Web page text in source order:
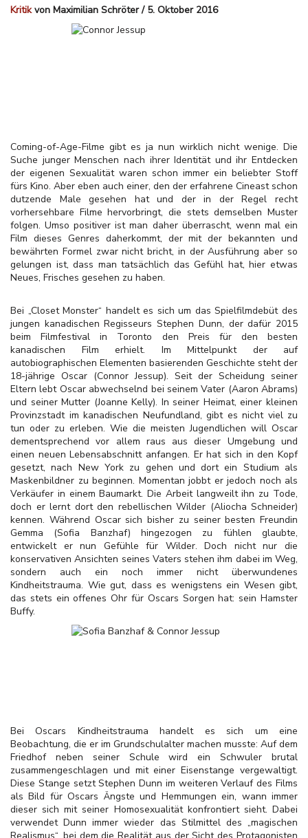
Kritikvon Maximilian Schröter / 5. Oktober 2016
Coming-of-Age-Filme gibt es ja nun wirklich nicht wenige. Die
Suche junger Menschen nach ihrer Identität und ihr Entdecken
der eigenen Sexualität waren schon immer ein beliebter Stoff
fürs Kino. Aber eben auch einer, den der erfahrene Cineast schon
dutzende Male gesehen hat und der in der Regel recht
vorhersehbare Filme hervorbringt, die stets demselben Muster
folgen. Umso positiver ist man daher überrascht, wenn mal ein
Film dieses Genres daherkommt, der mit der bekannten und
bewährten Formel zwar nicht bricht, in der Ausführung aber so
gelungen ist, dass man tatsächlich das Gefühl hat, hier etwas
Neues, Frisches gesehen zu haben.
Bei „Closet Monster“ handelt es sich um das Spielfilmdebüt des
jungen kanadischen Regisseurs Stephen Dunn, der dafür 2015
beim Filmfestival in Toronto den Preis für den besten
kanadischen Film erhielt. Im Mittelpunkt der auf
autobiographischen Elementen basierenden Geschichte steht der
18-jährige Oscar (Connor Jessup). Seit der Scheidung seiner
Eltern lebt Oscar abwechselnd bei seinem Vater (Aaron Abrams)
und seiner Mutter (Joanne Kelly). In seiner Heimat, einer kleinen
Provinzstadt im kanadischen Neufundland, gibt es nicht viel zu
tun oder zu erleben. Wie die meisten Jugendlichen will Oscar
dementsprechend vor allem raus aus dieser Umgebung und
einen neuen Lebensabschnitt anfangen. Er hat sich in den Kopf
gesetzt, nach New York zu gehen und dort ein Studium als
Maskenbildner zu beginnen. Momentan jobbt er jedoch noch als
Verkäufer in einem Baumarkt. Die Arbeit langweilt ihn zu Tode,
doch er lernt dort den rebellischen Wilder (Aliocha Schneider)
kennen. Während Oscar sich bisher zu seiner besten Freundin
Gemma (Sofia Banzhaf) hingezogen zu fühlen glaubte,
entwickelt er nun Gefühle für Wilder. Doch nicht nur die
konservativen Ansichten seines Vaters stehen ihm dabei im Weg,
sondern auch ein noch immer nicht überwundenes
Kindheitstrauma. Wie gut, dass es wenigstens ein Wesen gibt,
das stets ein offenes Ohr für Oscars Sorgen hat: sein Hamster
Buffy.
Bei Oscars Kindheitstrauma handelt es sich um eine
Beobachtung, die er im Grundschulalter machen musste: Auf dem
Friedhof neben seiner Schule wird ein Schwuler brutal
zusammengeschlagen und mit einer Eisenstange vergewaltigt.
Diese Stange setzt Stephen Dunn im weiteren Verlauf des Films
als Bild für Oscars Ängste und Hemmungen ein, wann immer
dieser sich mit seiner Homosexualität konfrontiert sieht. Dabei
verwendet Dunn immer wieder das Stilmittel des „magischen